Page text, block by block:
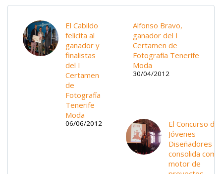
El Cabildo
felicita al
ganador y
finalistas
del I
Certamen
de
Fotografía
Tenerife
Moda
06/06/2012
Alfonso Bravo,
ganador del I
Certamen de
Fotografía Tenerife
Moda
30/04/2012
El Concurso de
Jóvenes
Diseñadores se
consolida como
motor de